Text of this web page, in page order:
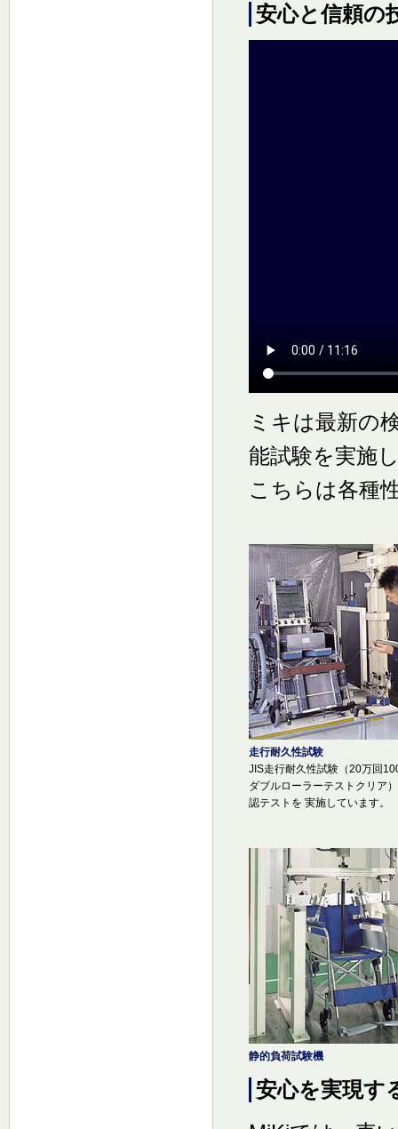
安心と信頼の
ミキは最新の
能試験を実施
こちらは各種
走行耐久性試験
JIS走行耐久性試験（20万回
ダブルローラーテストクリア
認テストを 実施しています。
静的負荷試験機
安心を実現す